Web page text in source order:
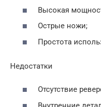
Высокая
Острые ножи;
Простота
Недостатки
Отсутствие